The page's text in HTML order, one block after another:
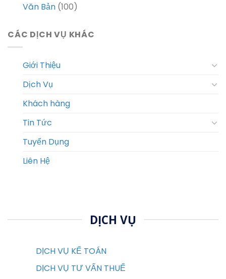
Văn Bản (100)
CÁC DỊCH VỤ KHÁC
Giới Thiệu
Dịch Vụ
Khách hàng
Tin Tức
Tuyển Dụng
Liên Hệ
DỊCH VỤ
DỊCH VỤ KẾ TOÁN
DỊCH VỤ TƯ VẤN THUẾ